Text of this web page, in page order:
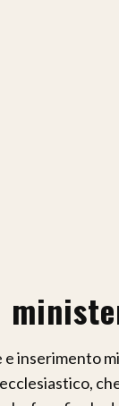
inserimento